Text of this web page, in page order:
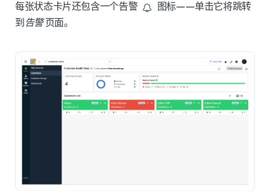
每张状态卡片还包含一个告警 图标——单击它将跳转
到 告警页面。